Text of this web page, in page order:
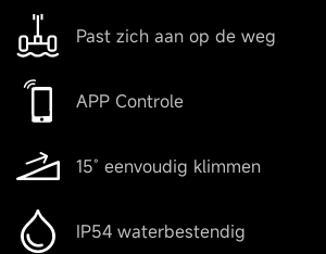
Past zich aan op de weg
APP Controle
15˚ eenvoudig klimmen
IP54 waterbestendig
Gokart toepasbaar
Ja
Batterij
Batterij capaciteit